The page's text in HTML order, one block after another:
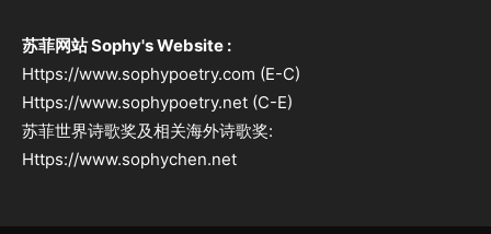
苏菲网站 Sophy's Website :
Https://www.sophypoetry.com (E-C)
Https://www.sophypoetry.net (C-E)
苏菲世界诗歌奖及相关海外诗歌奖:
Https://www.sophychen.net